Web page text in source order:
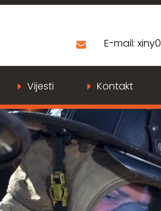
E-mail:
Vijesti Kontakt